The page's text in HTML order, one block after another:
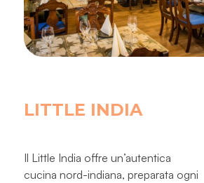
LITTLE INDIA
Il Little India offre un’autentica
cucina nord-indiana, preparata ogni